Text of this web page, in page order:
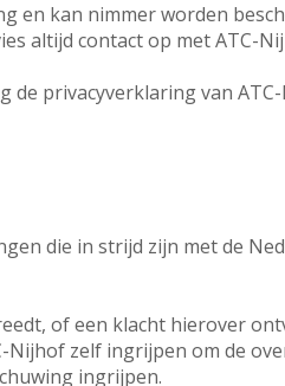
en kan nimmer worden
altijd contact op met ATC-
de privacyverklaring van
die in strijd zijn met de
of een klacht hierover
Nijhof zelf ingrijpen om de
ingrijpen.